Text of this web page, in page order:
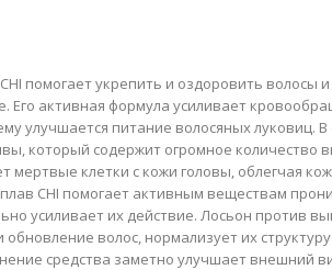
помогает укрепить и оздоровить волосы и
Его активная формула усиливает
улучшается питание волосяных луковиц. В
который содержит огромное количество
мертвые клетки с кожи головы, облегчая
CHI помогает активным веществам
усиливает их действие. Лосьон против
обновление волос, нормализует их
средства заметно улучшает внешний